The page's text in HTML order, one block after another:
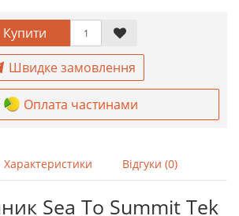
Купити
Швидке замовлення
Оплата частинами
Характеристики Відгуки (0)
Sea To Summit Tek